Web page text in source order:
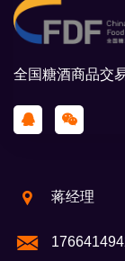
全国糖酒商品交
蒋经理